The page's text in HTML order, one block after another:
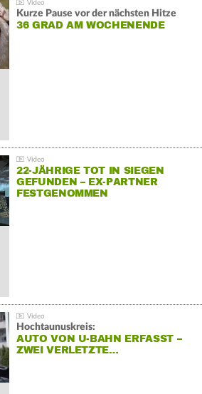
Kurze Pause vor der nächsten Hitze
36 GRAD AM WOCHENENDE
22-JÄHRIGE TOT IN SIEGEN
GEFUNDEN – EX-PARTNER
FESTGENOMMEN
Hochtaunuskreis:
AUTO VON U-BAHN ERFASST –
ZWEI VERLETZTE…